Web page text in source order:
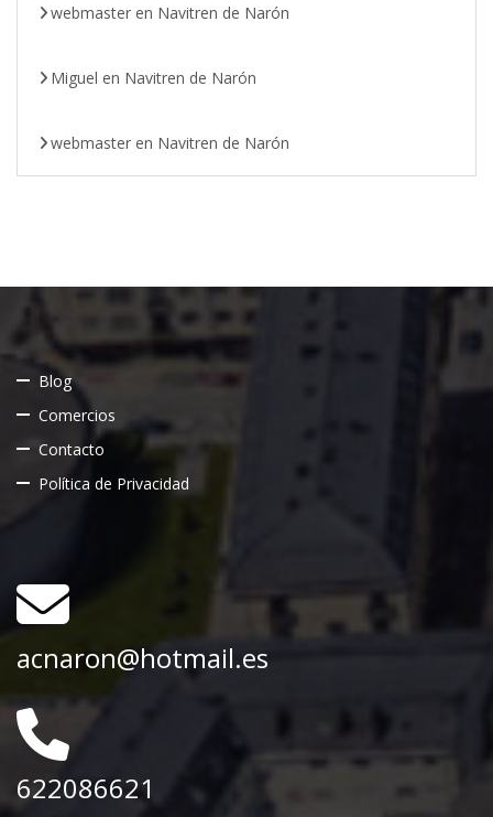
webmaster en Navitren de Narón
Miguel en Navitren de Narón
webmaster en Navitren de Narón
Blog
Comercios
Contacto
Política de Privacidad
acnaron@hotmail.es
622086621